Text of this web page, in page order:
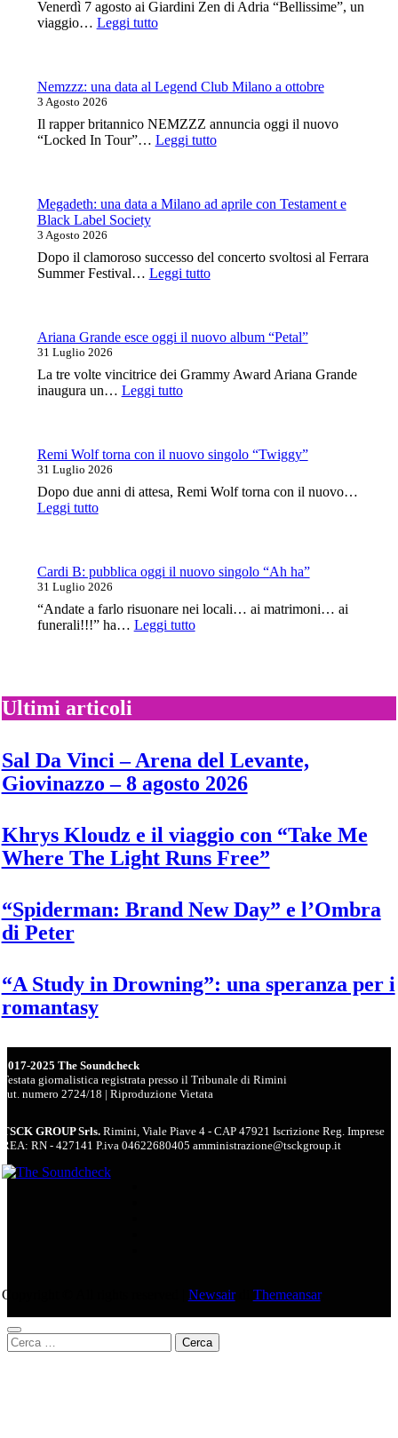
Venerdì 7 agosto ai Giardini Zen di Adria “Bellissime”, un
viaggio… Leggi tutto:
Giardini:
canta
le
grandi
canzone
italiana
Nemzzz: una data al Legend Club Milano a ottobre
3 Agosto 2026
Il rapper britannico NEMZZZ annuncia oggi il nuovo
“Locked In Tour”… Leggi tutto:
al
a
Megadeth: una data a Milano ad aprile con Testament e
Black Label Society
3 Agosto 2026
Dopo il clamoroso successo del concerto svoltosi al Ferrara
Summer Festival… Leggi tutto:
a
aprile
Black
Label
Ariana Grande esce oggi il nuovo album “Petal”
31 Luglio 2026
La tre volte vincitrice dei Grammy Award Ariana Grande
inaugura un… Leggi tutto:
oggi
nuovo
album
Remi Wolf torna con il nuovo singolo “Twiggy”
31 Luglio 2026
Dopo due anni di attesa, Remi Wolf torna con il nuovo…
Leggi tutto:
con
il
nuovo
singolo
“Twiggy”
Cardi B: pubblica oggi il nuovo singolo “Ah ha”
31 Luglio 2026
“Andate a farlo risuonare nei locali… ai matrimoni… ai
funerali!!!” ha… Leggi tutto:
nuovo
“Ah
ha”
Ultimi articoli
Sal Da Vinci – Arena del Levante,
Giovinazzo – 8 agosto 2026
Khrys Kloudz e il viaggio con “Take Me
Where The Light Runs Free”
“Spiderman: Brand New Day” e l’Ombra
di Peter
“A Study in Drowning”: una speranza per i
romantasy
2017-2025 The Soundcheck
Testata giornalistica registrata presso il Tribunale di Rimini
aut. numero 2724/18 | Riproduzione Vietata
TSCK GROUP Srls.Rimini, Viale Piave 4 - CAP 47921 Iscrizione Reg. Imprese
REA: RN - 427141 P.iva 04622680405 amministrazione@tsckgroup.it
Copyright © All rights reserved Newsairdi Themeansar.
Ricerca
per: